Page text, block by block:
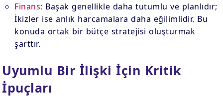
Finans: Başak genellikle daha tutumlu ve planlıdır;
İkizler ise anlık harcamalara daha eğilimlidir. Bu
konuda ortak bir bütçe stratejisi oluşturmak
şarttır.
Uyumlu Bir İlişki İçin Kritik
İpuçları